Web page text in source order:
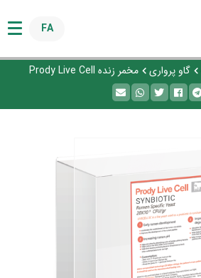
گاو پرواری مخمر زنده Prody Live Cell